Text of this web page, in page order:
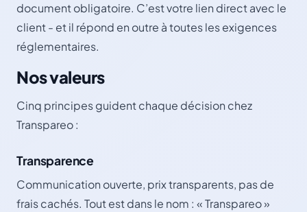
document obligatoire. C’est votre lien direct avec le
client - et il répond en outre à toutes les exigences
réglementaires.
Nos valeurs
Cinq principes guident chaque décision chez
Transpareo :
Transparence
Communication ouverte, prix transparents, pas de
frais cachés. Tout est dans le nom : « Transpareo »